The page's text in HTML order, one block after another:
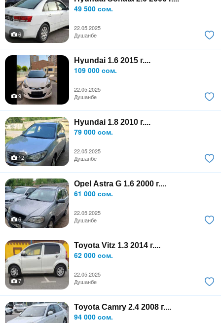
49 500 сом.
22.05.2025
6
Душанбе
Hyundai 1.6 2015 г....
109 000 сом.
22.05.2025
9
Душанбе
Hyundai 1.8 2010 г....
79 000 сом.
22.05.2025
12
Душанбе
Opel Astra G 1.6 2000 г....
61 000 сом.
22.05.2025
6
Душанбе
Toyota Vitz 1.3 2014 г....
62 000 сом.
22.05.2025
7
Душанбе
Toyota Camry 2.4 2008 г....
94 000 сом.